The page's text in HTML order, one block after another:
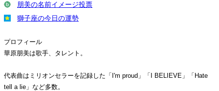
朋美の名前イメージ投票
獅子座の今日の運勢
プロフィール
華原朋美は歌手、タレント。
代表曲はミリオンセラーを記録した「I'm proud」「I BELIEVE」「Hate
tell a lie」など多数。